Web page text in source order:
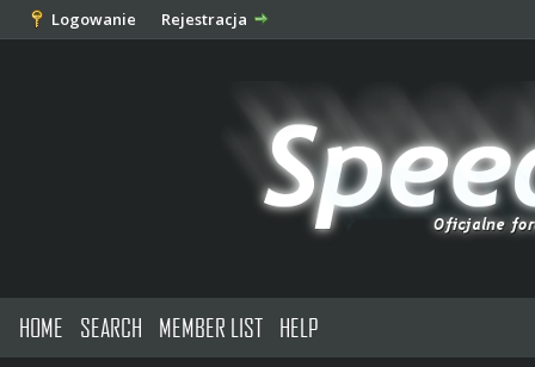
Logowanie Rejestracja
HOME SEARCH MEMBER LIST HELP